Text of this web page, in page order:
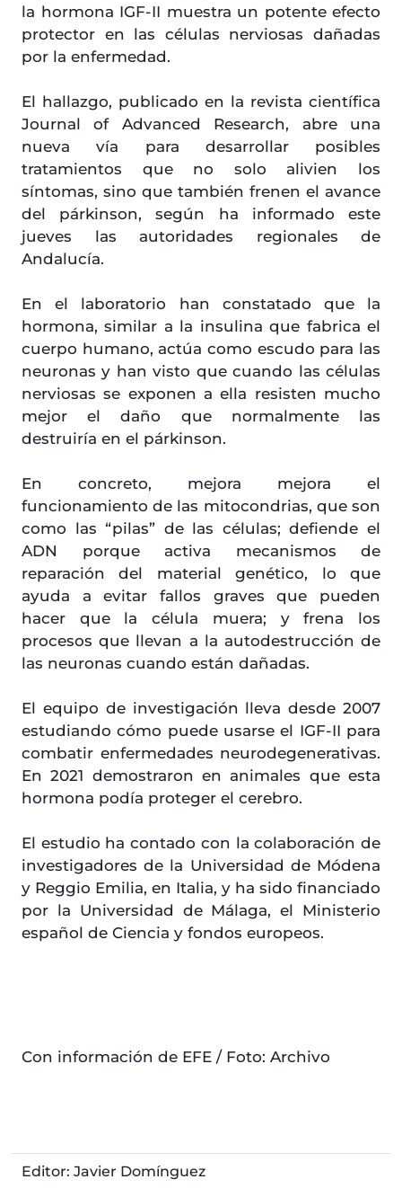
la hormona IGF-II muestra un potente efecto
protector en las células nerviosas dañadas
por la enfermedad.
El hallazgo, publicado en la revista científica
Journal of Advanced Research, abre una
nueva vía para desarrollar posibles
tratamientos que no solo alivien los
síntomas, sino que también frenen el avance
del párkinson, según ha informado este
jueves las autoridades regionales de
Andalucía.
En el laboratorio han constatado que la
hormona, similar a la insulina que fabrica el
cuerpo humano, actúa como escudo para las
neuronas y han visto que cuando las células
nerviosas se exponen a ella resisten mucho
mejor el daño que normalmente las
destruiría en el párkinson.
En concreto, mejora mejora el
funcionamiento de las mitocondrias, que son
como las “pilas” de las células; defiende el
ADN porque activa mecanismos de
reparación del material genético, lo que
ayuda a evitar fallos graves que pueden
hacer que la célula muera; y frena los
procesos que llevan a la autodestrucción de
las neuronas cuando están dañadas.
El equipo de investigación lleva desde 2007
estudiando cómo puede usarse el IGF-II para
combatir enfermedades neurodegenerativas.
En 2021 demostraron en animales que esta
hormona podía proteger el cerebro.
El estudio ha contado con la colaboración de
investigadores de la Universidad de Módena
y Reggio Emilia, en Italia, y ha sido financiado
por la Universidad de Málaga, el Ministerio
español de Ciencia y fondos europeos.
Con información de EFE / Foto: Archivo
Editor: Javier Domínguez